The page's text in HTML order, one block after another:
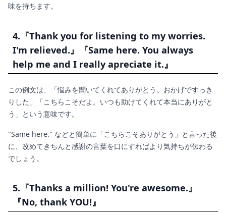
味を持ちます。
4.『Thank you for listening to my worries.
I'm relieved.』『Same here. You always
help me and I really apreciate it.』
この例文は、「悩みを聞いてくれてありがとう。おかげですっき
りした」「こちらこそだよ。いつも助けてくれて本当にありがと
う」という意味です。
"Same here." などと簡単に「こちらこそありがとう」と言った後
に、改めてきちんと感謝の言葉を口にすればより気持ちが伝わる
でしょう。
5.『Thanks a million! You're awesome.』
『No, thank YOU!』